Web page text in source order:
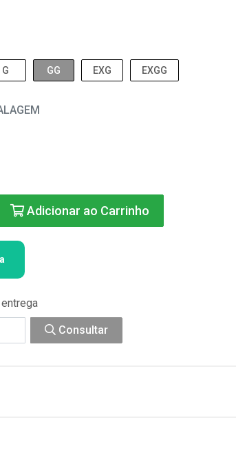
G GG EXG EXGG
Adicionar ao Carrinho
Consultar